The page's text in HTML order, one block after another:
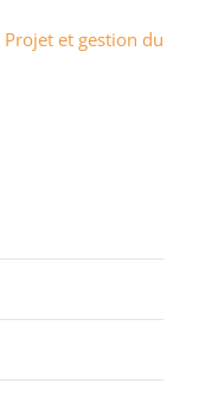
Projet et gestion du